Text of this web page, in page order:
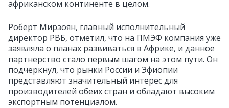
африканском континенте в целом.
Роберт Мирзоян, главный исполнительный
директор РВБ, отметил, что на ПМЭФ компания уже
заявляла о планах развиваться в Африке, и данное
партнерство стало первым шагом на этом пути. Он
подчеркнул, что рынки России и Эфиопии
представляют значительный интерес для
производителей обеих стран и обладают высоким
экспортным потенциалом.